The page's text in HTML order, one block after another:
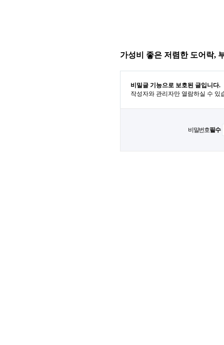
가성비 좋은 저렴한 도어락,
비밀글 기능으로 보호된 글입니다.
작성자와 관리자만 열람하실 수 있
비밀번호필수